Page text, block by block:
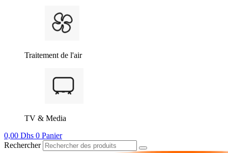
Traitement de l'air
TV & Media
0,00 Dhs 0 Panier
Rechercher